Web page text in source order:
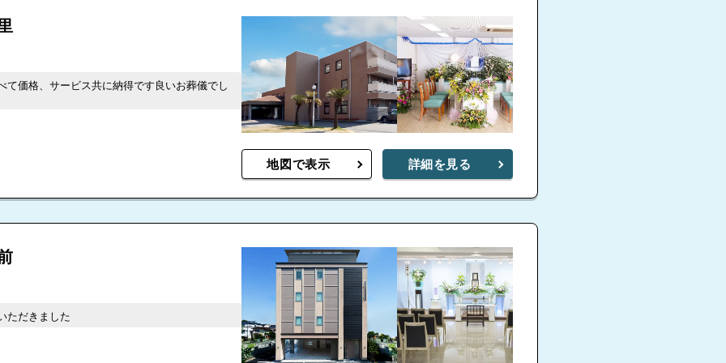
て価格、サービス共に納得です良いお葬儀でし
地図で表示 詳細を見る
ただきました